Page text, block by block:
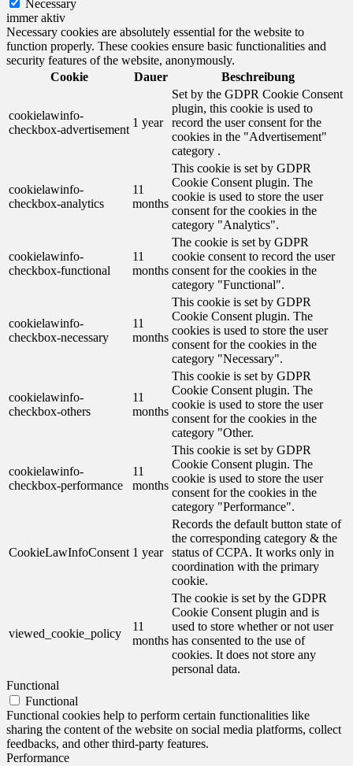
Necessary
immer aktiv
Necessary cookies are absolutely essential for the website to
function properly. These cookies ensure basic functionalities and
security features of the website, anonymously.
Cookie
Dauer Beschreibung
cookielawinfo-
checkbox-advertisement
1 year
Set by the GDPR Cookie Consent
plugin, this cookie is used to
record the user consent for the
cookies in the "Advertisement"
category .
cookielawinfo-
checkbox-analytics
11
months
This cookie is set by GDPR
Cookie Consent plugin. The
cookie is used to store the user
consent for the cookies in the
category "Analytics".
cookielawinfo-
checkbox-functional
11
months
The cookie is set by GDPR
cookie consent to record the user
consent for the cookies in the
category "Functional".
cookielawinfo-
checkbox-necessary
11
months
This cookie is set by GDPR
Cookie Consent plugin. The
cookies is used to store the user
consent for the cookies in the
category "Necessary".
cookielawinfo-
checkbox-others
11
months
This cookie is set by GDPR
Cookie Consent plugin. The
cookie is used to store the user
consent for the cookies in the
category "Other.
cookielawinfo-
checkbox-performance
11
months
This cookie is set by GDPR
Cookie Consent plugin. The
cookie is used to store the user
consent for the cookies in the
category "Performance".
CookieLawInfoConsent 1 year
Records the default button state of
the corresponding category & the
status of CCPA. It works only in
coordination with the primary
cookie.
viewed_cookie_policy
11
months
The cookie is set by the GDPR
Cookie Consent plugin and is
used to store whether or not user
has consented to the use of
cookies. It does not store any
personal data.
Functional
Functional
Functional cookies help to perform certain functionalities like
sharing the content of the website on social media platforms, collect
feedbacks, and other third-party features.
Performance